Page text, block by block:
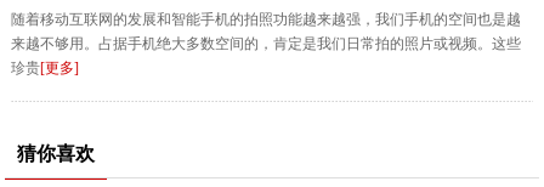
随着移动互联网的发展和智能手机的拍照功能越来越强，我们手机的空间也是越
来越不够用。占据手机绝大多数空间的，肯定是我们日常拍的照片或视频。这些
珍贵[更多]
猜你喜欢